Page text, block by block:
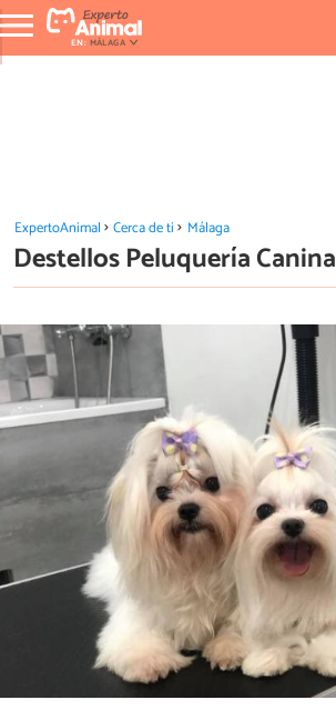
EN: MÁLAGA
ExpertoAnimal Cerca de ti Málaga
Destellos Peluquería Canina